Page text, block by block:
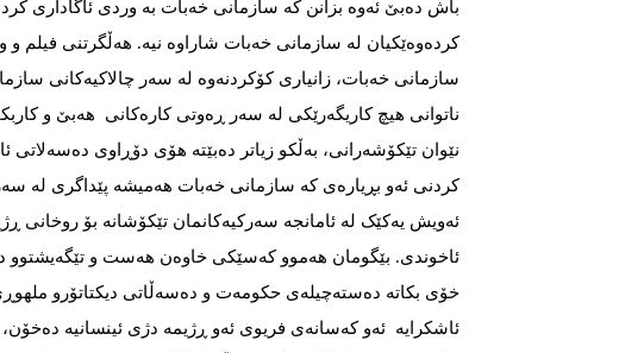
باش ده‌‌‌بێ ئه‌‌‌وه‌‌‌ بزانن کە سازمانی خەبات بە وردی ئاگاداری
کردەوەێکیان لە سازمانی خەبات شاراوە نیە. هەڵگرتنی فیلم و
سازمانی خەبات، زانیاری کۆکردنەوە لە سەر چالاکیەکانی
ناتوانی هیچ کاریگەرێکی لە سەر ڕەوتی کارەکانی هەبێ‌ و
نێوان تێکۆشەرانی، بەڵکو زیاتر دەبێتە هۆی دۆڕاوی دەسەلاتی
کردنی ئەو بڕیارەی کە سازمانی خەبات هەمیشە پێداگری لە
ئەویش یەکێک لە ئامانجە سەرکیەکانمان تێکۆشانە بۆ روخانی
ئاخوندی. بێگومان هەموو کەسێکی خاوەن هەست و تێگەیشتوو
خۆی بکاتە دەستەچیلەی حکومەت و دەسەڵاتی دیکتاتۆرو
ئاشکرایە ئەو کەسانەی فریوی ئەو ڕژیمە دژی ئینسانیە دەخۆن،